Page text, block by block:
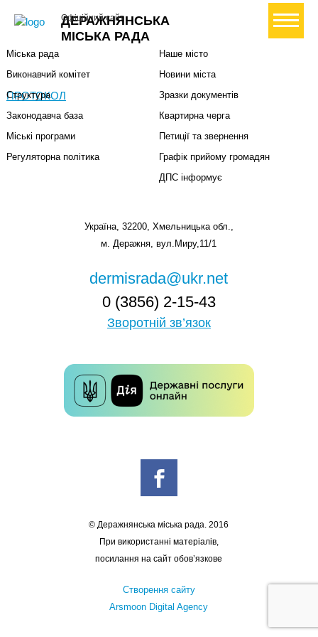
ДЕРАЖНЯНСЬКА
МІСЬКА РАДА
Офіційний сайт+ Створити петицію
ПРОТОКОЛ
Міський голова
Міська рада
Виконавчий комітет
Структура
Законодавча база
Міські програми
Регуляторна політика
Наше місто
Новини міста
Зразки документів
Квартирна черга
Петиції та звернення
Графік прийому громадян
ДПС інформує
Україна, 32200, Хмельницька обл.,
м. Деражня, вул.Миру,11/1
dermisrada@ukr.net
0 (3856) 2-15-43
Зворотній зв’язок
© Деражнянська міська рада. 2016
При використанні матеріалів,
посилання на сайт обов’язкове
Створення сайту
Arsmoon Digital Agency